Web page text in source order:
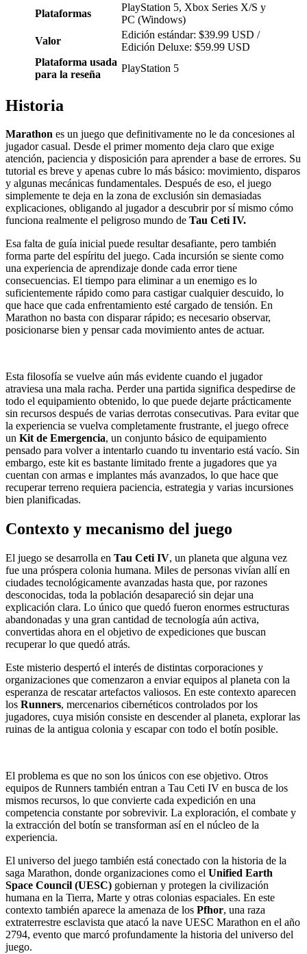
Plataformas
PlayStation 5, Xbox Series X/S y
PC (Windows)
Valor
Edición estándar: $39.99 USD /
Edición Deluxe: $59.99 USD
Plataforma usada
para la reseña
PlayStation 5
Historia
Marathon es un juego que definitivamente no le da concesiones al
jugador casual. Desde el primer momento deja claro que exige
atención, paciencia y disposición para aprender a base de errores. Su
tutorial es breve y apenas cubre lo más básico: movimiento, disparos
y algunas mecánicas fundamentales. Después de eso, el juego
simplemente te deja en la zona de exclusión sin demasiadas
explicaciones, obligando al jugador a descubrir por sí mismo cómo
funciona realmente el peligroso mundo de Tau Ceti IV.
Esa falta de guía inicial puede resultar desafiante, pero también
forma parte del espíritu del juego. Cada incursión se siente como
una experiencia de aprendizaje donde cada error tiene
consecuencias. El tiempo para eliminar a un enemigo es lo
suficientemente rápido como para castigar cualquier descuido, lo
que hace que cada enfrentamiento esté cargado de tensión. En
Marathon no basta con disparar rápido; es necesario observar,
posicionarse bien y pensar cada movimiento antes de actuar.
Esta filosofía se vuelve aún más evidente cuando el jugador
atraviesa una mala racha. Perder una partida significa despedirse de
todo el equipamiento obtenido, lo que puede dejarte prácticamente
sin recursos después de varias derrotas consecutivas. Para evitar que
la experiencia se vuelva completamente frustrante, el juego ofrece
un Kit de Emergencia, un conjunto básico de equipamiento
pensado para volver a intentarlo cuando tu inventario está vacío. Sin
embargo, este kit es bastante limitado frente a jugadores que ya
cuentan con armas e implantes más avanzados, lo que hace que
recuperar terreno requiera paciencia, estrategia y varias incursiones
bien planificadas.
Contexto y mecanismo del juego
El juego se desarrolla en Tau Ceti IV, un planeta que alguna vez
fue una próspera colonia humana. Miles de personas vivían allí en
ciudades tecnológicamente avanzadas hasta que, por razones
desconocidas, toda la población desapareció sin dejar una
explicación clara. Lo único que quedó fueron enormes estructuras
abandonadas y una gran cantidad de tecnología aún activa,
convertidas ahora en el objetivo de expediciones que buscan
recuperar lo que quedó atrás.
Este misterio despertó el interés de distintas corporaciones y
organizaciones que comenzaron a enviar equipos al planeta con la
esperanza de rescatar artefactos valiosos. En este contexto aparecen
los Runners, mercenarios cibernéticos controlados por los
jugadores, cuya misión consiste en descender al planeta, explorar las
ruinas de la antigua colonia y escapar con todo el botín posible.
El problema es que no son los únicos con ese objetivo. Otros
equipos de Runners también entran a Tau Ceti IV en busca de los
mismos recursos, lo que convierte cada expedición en una
competencia constante por sobrevivir. La exploración, el combate y
la extracción del botín se transforman así en el núcleo de la
experiencia.
El universo del juego también está conectado con la historia de la
saga Marathon, donde organizaciones como el Unified Earth
Space Council (UESC) gobiernan y protegen la civilización
humana en la Tierra, Marte y otras colonias espaciales. En este
contexto también aparece la amenaza de los Pfhor, una raza
extraterrestre esclavista que atacó la nave UESC Marathon en el año
2794, evento que marcó profundamente la historia del universo del
juego.